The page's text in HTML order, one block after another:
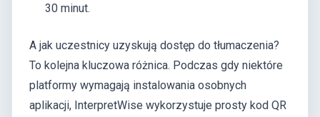
30 minut.
A jak uczestnicy uzyskują dostęp do tłumaczenia?
To kolejna kluczowa różnica. Podczas gdy niektóre
platformy wymagają instalowania osobnych
aplikacji, InterpretWise wykorzystuje prosty kod QR